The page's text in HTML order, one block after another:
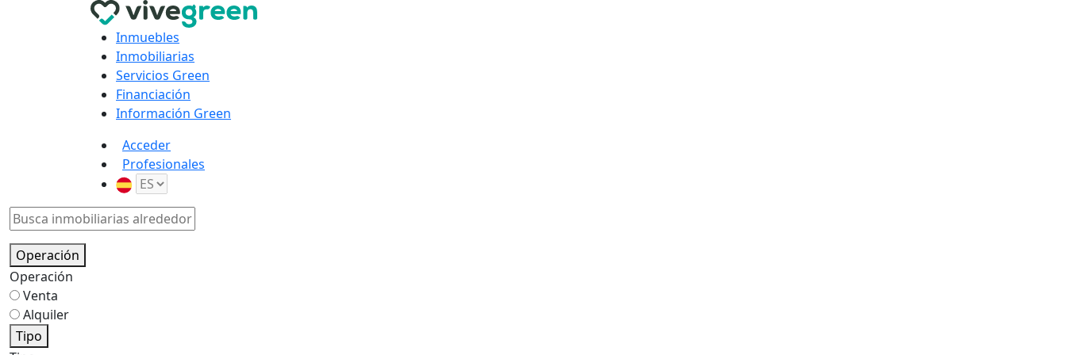
Inmuebles
Inmobiliarias
Servicios Green
Financiación
Información Green
Acceder
Profesionales
Operación
Operación
Venta
Alquiler
Tipo